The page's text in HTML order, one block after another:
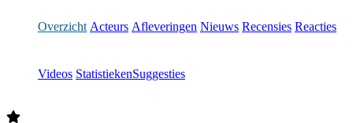
Overzicht Acteurs Afleveringen Nieuws Recensies Reacties
Videos StatistiekenSuggesties